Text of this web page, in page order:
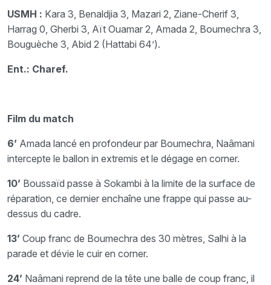
USMH : Kara 3, Benaldjia 3, Mazari 2, Ziane-Cherif 3,
Harrag 0, Gherbi 3, Aït Ouamar 2, Amada 2, Boumechra 3,
Bouguèche 3, Abid 2 (Hattabi 64’).
Ent.: Charef.
Film du match
6’ Amada lancé en profondeur par Boumechra, Naâmani
intercepte le ballon in extremis et le dégage en corner.
10’ Boussaïd passe à Sokambi à la limite de la surface de
réparation, ce dernier enchaîne une frappe qui passe au-
dessus du cadre.
13’ Coup franc de Boumechra des 30 mètres, Salhi à la
parade et dévie le cuir en corner.
24’ Naâmani reprend de la tête une balle de coup franc, il